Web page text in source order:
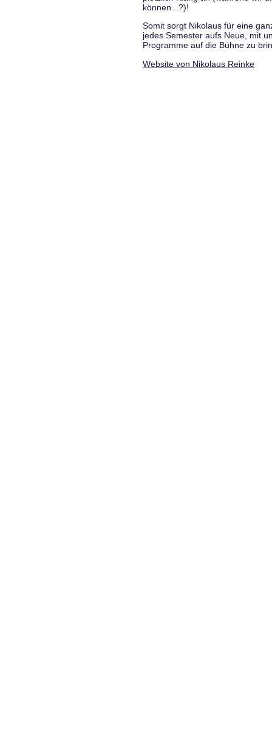
können...?)!
Somit sorgt Nikolaus für eine
jedes Semester aufs Neue, mit
Programme auf die Bühne zu
Website von Nikolaus Reinke